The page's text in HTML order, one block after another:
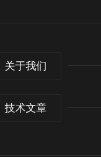
关于我们
技术文章